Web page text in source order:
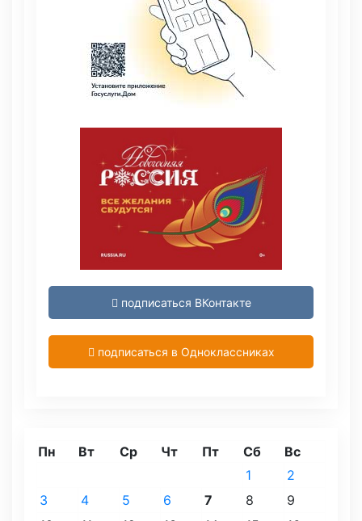
подписаться ВКонтакте
подписаться в Одноклассниках
Пн Вт Ср Чт Пт Сб Вс
1
2
3
4 5 6 7 8
9